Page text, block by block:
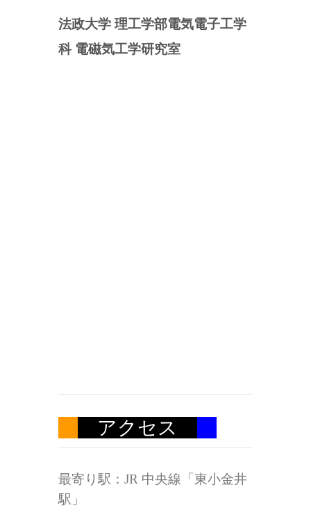
法政大学 理工学部電気電子工学
科 電磁気工学研究室
アクセス
最寄り駅：JR 中央線「東小金井
駅」